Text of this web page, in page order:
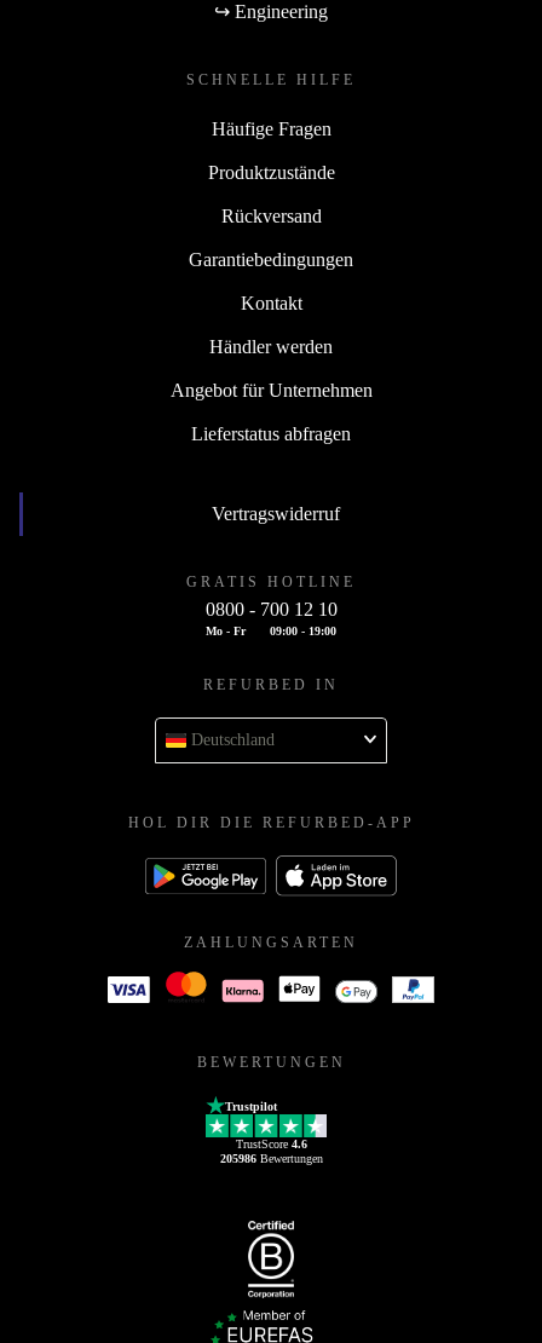
↪ Engineering
SCHNELLE HILFE
Häufige Fragen
Produktzustände
Rückversand
Garantiebedingungen
Kontakt
Händler werden
Angebot für Unternehmen
Lieferstatus abfragen
Vertragswiderruf
GRATIS HOTLINE
0800 - 700 12 10
Mo - Fr 09:00 - 19:00
REFURBED IN
Deutschland
HOL DIR DIE REFURBED-APP
ZAHLUNGSARTEN
BEWERTUNGEN
Trustpilot
TrustScore 4.6
205986Bewertungen